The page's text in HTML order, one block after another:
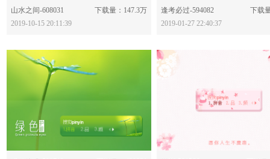
分享：
山水之间-608031
下载量：147.3万
2019-10-15 20:11:39
分享：
逢考必过-594082
下载
2019-01-27 22:40:37